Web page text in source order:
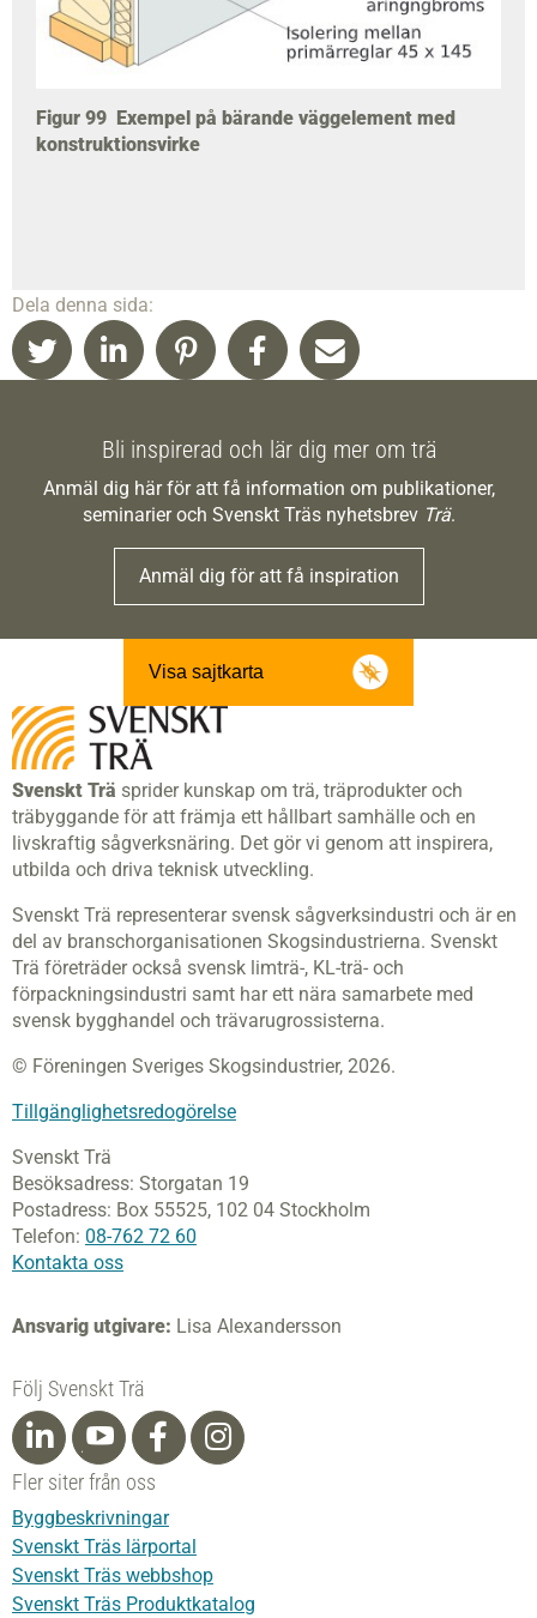
Figur 99 Exempel på bärande väggelement med
konstruktionsvirke
Dela denna sida:
Bli inspirerad och lär dig mer om trä
Anmäl dig här för att få information om publikationer,
seminarier och Svenskt Träs nyhetsbrev Trä.
Anmäl dig för att få inspiration
Visa sajtkarta
Svenskt Trä sprider kunskap om trä, träprodukter och
träbyggande för att främja ett hållbart samhälle och en
livskraftig sågverksnäring. Det gör vi genom att inspirera,
utbilda och driva teknisk utveckling.
Svenskt Trä representerar svensk sågverksindustri och är en
del av branschorganisationen Skogsindustrierna. Svenskt
Trä företräder också svensk limträ-, KL-trä- och
förpackningsindustri samt har ett nära samarbete med
svensk bygghandel och trävarugrossisterna.
© Föreningen Sveriges Skogsindustrier, 2026.
Tillgänglighetsredogörelse
Svenskt Trä
Besöksadress: Storgatan 19
Postadress: Box 55525, 102 04 Stockholm
Telefon: 08-762 72 60
Kontakta oss
Ansvarig utgivare: Lisa Alexandersson
Följ Svenskt Trä
Fler siter från oss
Byggbeskrivningar
Svenskt Träs lärportal
Svenskt Träs webbshop
Svenskt Träs Produktkatalog